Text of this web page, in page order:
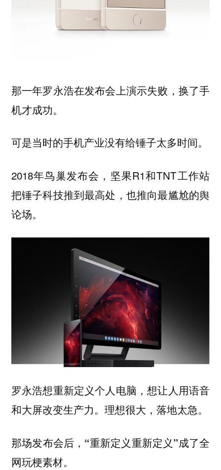
那一年罗永浩在发布会上演示失败，换了手
机才成功。
可是当时的手机产业没有给锤子太多时间。
2018年鸟巢发布会，坚果R1和TNT工作站
把锤子科技推到最高处，也推向最尴尬的舆
论场。
罗永浩想重新定义个人电脑，想让人用语音
和大屏改变生产力。理想很大，落地太急。
那场发布会后，“重新定义重新定义”成了全
网玩梗素材。